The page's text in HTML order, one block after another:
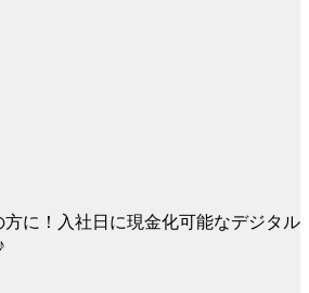
に！入社日に現金化可能なデジタル